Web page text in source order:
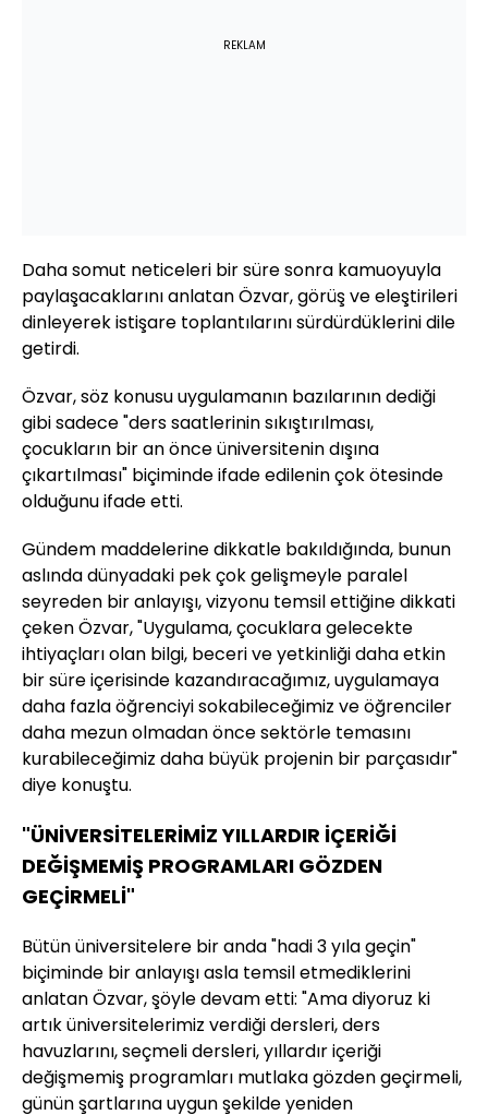
REKLAM
Daha somut neticeleri bir süre sonra kamuoyuyla
paylaşacaklarını anlatan Özvar, görüş ve eleştirileri
dinleyerek istişare toplantılarını sürdürdüklerini dile
getirdi.
Özvar, söz konusu uygulamanın bazılarının dediği
gibi sadece "ders saatlerinin sıkıştırılması,
çocukların bir an önce üniversitenin dışına
çıkartılması" biçiminde ifade edilenin çok ötesinde
olduğunu ifade etti.
Gündem maddelerine dikkatle bakıldığında, bunun
aslında dünyadaki pek çok gelişmeyle paralel
seyreden bir anlayışı, vizyonu temsil ettiğine dikkati
çeken Özvar, "Uygulama, çocuklara gelecekte
ihtiyaçları olan bilgi, beceri ve yetkinliği daha etkin
bir süre içerisinde kazandıracağımız, uygulamaya
daha fazla öğrenciyi sokabileceğimiz ve öğrenciler
daha mezun olmadan önce sektörle temasını
kurabileceğimiz daha büyük projenin bir parçasıdır"
diye konuştu.
"ÜNİVERSİTELERİMİZ YILLARDIR İÇERİĞİ
DEĞİŞMEMİŞ PROGRAMLARI GÖZDEN
GEÇİRMELİ"
Bütün üniversitelere bir anda "hadi 3 yıla geçin"
biçiminde bir anlayışı asla temsil etmediklerini
anlatan Özvar, şöyle devam etti: "Ama diyoruz ki
artık üniversitelerimiz verdiği dersleri, ders
havuzlarını, seçmeli dersleri, yıllardır içeriği
değişmemiş programları mutlaka gözden geçirmeli,
günün şartlarına uygun şekilde yeniden